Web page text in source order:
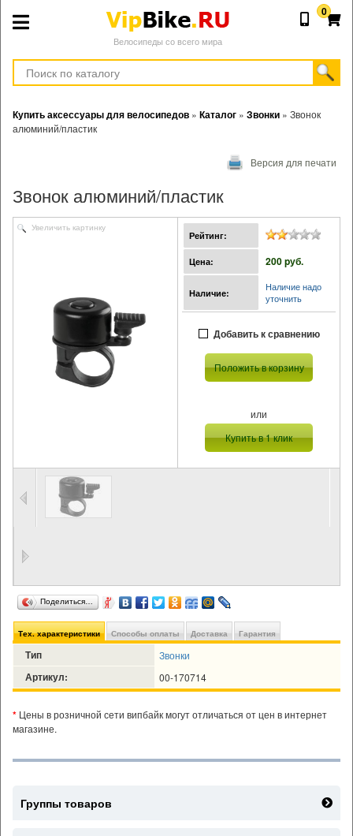
Велосипеды со всего мира
0
Купить аксессуары для велосипедов » Каталог » Звонки » Звонок
алюминий/пластик
Версия для печати
Звонок алюминий/пластик
Увеличить картинку
Рейтинг:
Цена: 200 pуб.
Наличие:
Наличие надо
уточнить
Добавить к сравнению
Положить в корзину
или
Купить в 1 клик
Поделиться…
Тех. характеристики Способы оплаты Доставка Гарантия
Тип Звонки
Артикул: 00-170714
* Цены в розничной сети випбайк могут отличаться от цен в интернет
магазине.
Группы товаров